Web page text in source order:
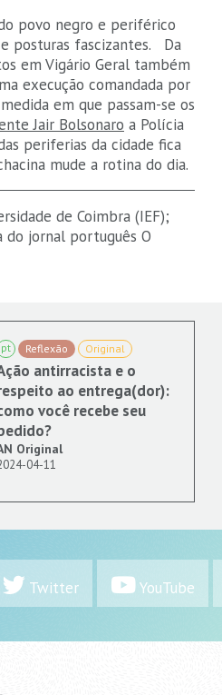
povo negro e periférico
posturas fascizantes. Da
em Vigário Geral também
execução comandada por
em que passam-se os
Jair Bolsonaro a Polícia
periferias da cidade fica
mude a rotina do dia.
de Coimbra (IEF);
jornal português O
pt Reflexão Original
antirracista e o
ao entrega(dor):
você recebe seu
Original
04-11
Twitter YouTube